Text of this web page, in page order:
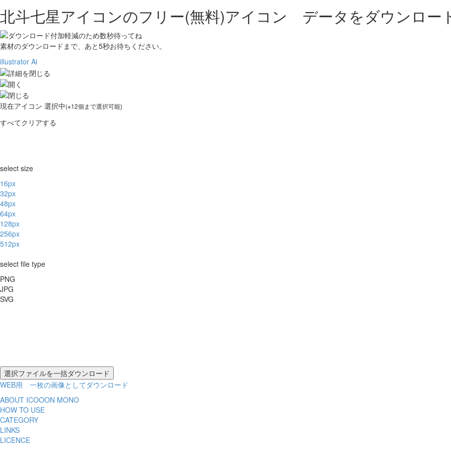
北斗七星アイコンのフリー(無料)アイコン データをダウンロー
素材のダウンロードまで、あと5秒お待ちください。
illustrator Ai
現在アイコン 選択中(※12個まで選択可能)
すべてクリアする
select size
16px
32px
48px
64px
128px
256px
512px
select file type
PNG
JPG
SVG
WEB用 一枚の画像としてダウンロード
ABOUT ICOOON MONO
HOW TO USE
CATEGORY
LINKS
LICENCE